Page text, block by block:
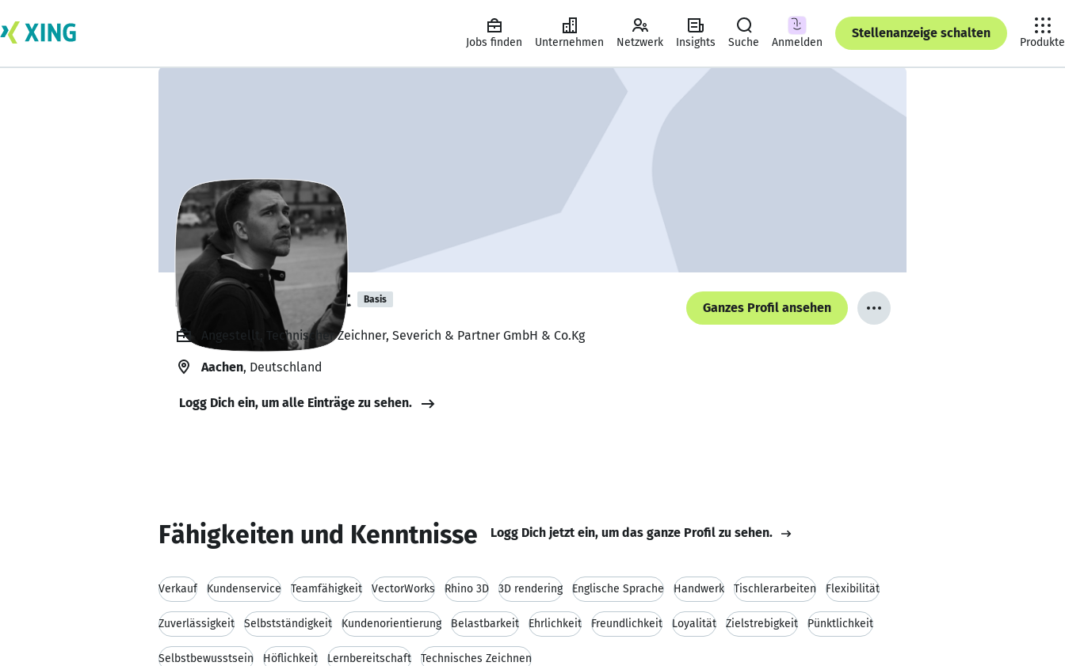
Jobs finden Unternehmen Netzwerk Insights Suche Anmelden
Stellenanzeige schalten
Produkte
Patrik Engelhardt Basis
Ganzes Profil ansehen
Angestellt, Technischer Zeichner, Severich & Partner GmbH & Co.Kg
Aachen, Deutschland
Logg Dich ein, um alle Einträge zu sehen.
Fähigkeiten und Kenntnisse Logg Dich jetzt ein, um das ganze Profil zu sehen.
Verkauf Kundenservice Teamfähigkeit VectorWorks Rhino 3D 3D rendering Englische Sprache Handwerk Tischlerarbeiten Flexibilität
Zuverlässigkeit Selbstständigkeit Kundenorientierung Belastbarkeit Ehrlichkeit Freundlichkeit Loyalität Zielstrebigkeit Pünktlichkeit
Selbstbewusstsein Höflichkeit Lernbereitschaft Technisches Zeichnen